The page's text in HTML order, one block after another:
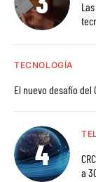
TECNOLOGÍA
El nuevo desafío del
a